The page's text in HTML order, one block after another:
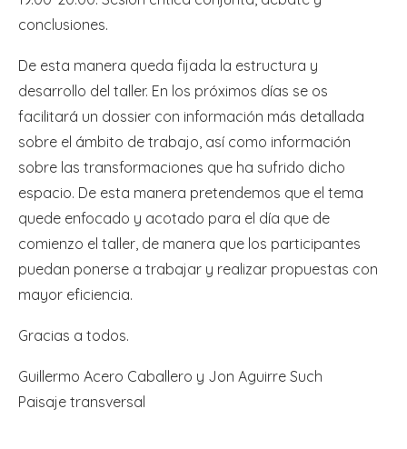
conclusiones.
De esta manera queda fijada la estructura y
desarrollo del taller. En los próximos días se os
facilitará un dossier con información más detallada
sobre el ámbito de trabajo, así como información
sobre las transformaciones que ha sufrido dicho
espacio. De esta manera pretendemos que el tema
quede enfocado y acotado para el día que de
comienzo el taller, de manera que los participantes
puedan ponerse a trabajar y realizar propuestas con
mayor eficiencia.
Gracias a todos.
Guillermo Acero Caballero y Jon Aguirre Such
Paisaje transversal